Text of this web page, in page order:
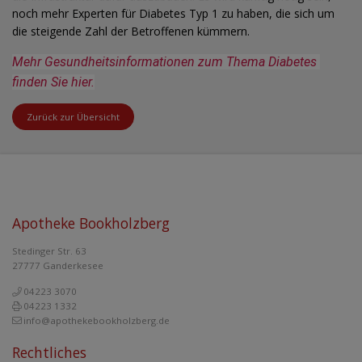
Zurück zur Übersicht
noch mehr Experten für Diabetes Typ 1 zu haben, die sich um
die steigende Zahl der Betroffenen kümmern.
Mehr Gesundheitsinformationen zum Thema Diabetes
finden Sie hier.
Apotheke Bookholzberg
Stedinger Str. 63
27777 Ganderkesee
04223 3070
04223 1332
info@apothekebookholzberg.de
Rechtliches